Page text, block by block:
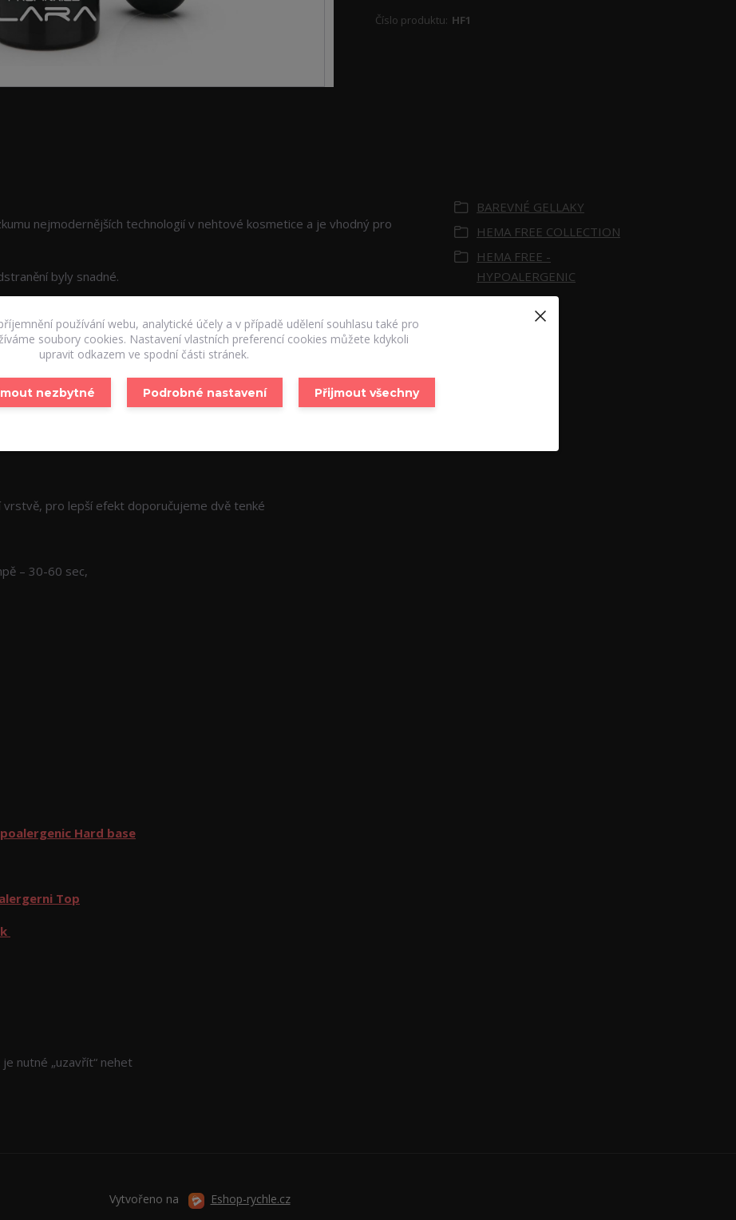
Číslo produktu: HF1
nejmodernějších technologií v nehtové kosmetice a je vhodný pro
byly snadné.
má gellak konzistenci jako klasický lak.
pro lepší efekt doporučujeme dvě tenké
– 30-60 sec,
Hard base
Top
„uzavřít“ nehet
BAREVNÉ GELLAKY
HEMA FREE COLLECTION
HEMA FREE -
HYPOALERGENIC
Vytvořeno na Eshop-rychle.cz
používání webu, analytické účely a v případě udělení souhlasu také pro
soubory cookies. Nastavení vlastních preferencí cookies můžete kdykoli
upravit odkazem ve spodní části stránek.
nezbytné Podrobné nastavení Přijmout všechny